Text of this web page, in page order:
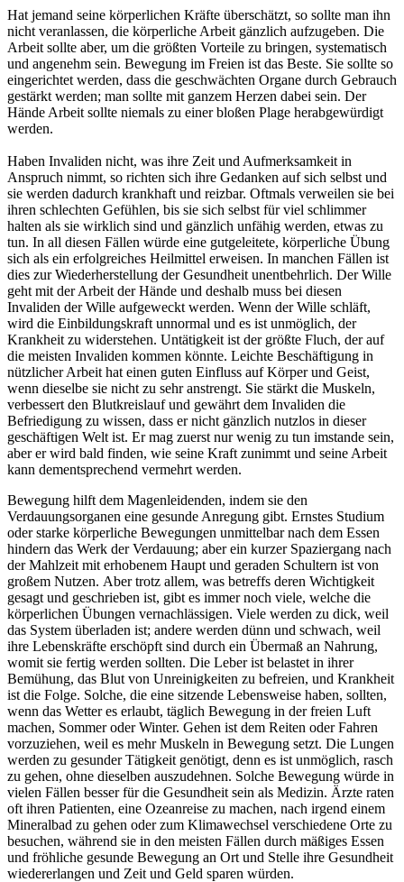
Hat jemand seine körperlichen Kräfte überschätzt, so sollte man ihn
nicht veranlassen, die körperliche Arbeit gänzlich aufzugeben. Die
Arbeit sollte aber, um die größten Vorteile zu bringen, systematisch
und angenehm sein. Bewegung im Freien ist das Beste. Sie sollte so
eingerichtet werden, dass die geschwächten Organe durch Gebrauch
gestärkt werden; man sollte mit ganzem Herzen dabei sein. Der
Hände Arbeit sollte niemals zu einer bloßen Plage herabgewürdigt
werden.
Haben Invaliden nicht, was ihre Zeit und Aufmerksamkeit in
Anspruch nimmt, so richten sich ihre Gedanken auf sich selbst und
sie werden dadurch krankhaft und reizbar. Oftmals verweilen sie bei
ihren schlechten Gefühlen, bis sie sich selbst für viel schlimmer
halten als sie wirklich sind und gänzlich unfähig werden, etwas zu
tun. In all diesen Fällen würde eine gutgeleitete, körperliche Übung
sich als ein erfolgreiches Heilmittel erweisen. In manchen Fällen ist
dies zur Wiederherstellung der Gesundheit unentbehrlich. Der Wille
geht mit der Arbeit der Hände und deshalb muss bei diesen
Invaliden der Wille aufgeweckt werden. Wenn der Wille schläft,
wird die Einbildungskraft unnormal und es ist unmöglich, der
Krankheit zu widerstehen. Untätigkeit ist der größte Fluch, der auf
die meisten Invaliden kommen könnte. Leichte Beschäftigung in
nützlicher Arbeit hat einen guten Einfluss auf Körper und Geist,
wenn dieselbe sie nicht zu sehr anstrengt. Sie stärkt die Muskeln,
verbessert den Blutkreislauf und gewährt dem Invaliden die
Befriedigung zu wissen, dass er nicht gänzlich nutzlos in dieser
geschäftigen Welt ist. Er mag zuerst nur wenig zu tun imstande sein,
aber er wird bald finden, wie seine Kraft zunimmt und seine Arbeit
kann dementsprechend vermehrt werden.
Bewegung hilft dem Magenleidenden, indem sie den
Verdauungsorganen eine gesunde Anregung gibt. Ernstes Studium
oder starke körperliche Bewegungen unmittelbar nach dem Essen
hindern das Werk der Verdauung; aber ein kurzer Spaziergang nach
der Mahlzeit mit erhobenem Haupt und geraden Schultern ist von
großem Nutzen. Aber trotz allem, was betreffs deren Wichtigkeit
gesagt und geschrieben ist, gibt es immer noch viele, welche die
körperlichen Übungen vernachlässigen. Viele werden zu dick, weil
das System überladen ist; andere werden dünn und schwach, weil
ihre Lebenskräfte erschöpft sind durch ein Übermaß an Nahrung,
womit sie fertig werden sollten. Die Leber ist belastet in ihrer
Bemühung, das Blut von Unreinigkeiten zu befreien, und Krankheit
ist die Folge. Solche, die eine sitzende Lebensweise haben, sollten,
wenn das Wetter es erlaubt, täglich Bewegung in der freien Luft
machen, Sommer oder Winter. Gehen ist dem Reiten oder Fahren
vorzuziehen, weil es mehr Muskeln in Bewegung setzt. Die Lungen
werden zu gesunder Tätigkeit genötigt, denn es ist unmöglich, rasch
zu gehen, ohne dieselben auszudehnen. Solche Bewegung würde in
vielen Fällen besser für die Gesundheit sein als Medizin. Ärzte raten
oft ihren Patienten, eine Ozeanreise zu machen, nach irgend einem
Mineralbad zu gehen oder zum Klimawechsel verschiedene Orte zu
besuchen, während sie in den meisten Fällen durch mäßiges Essen
und fröhliche gesunde Bewegung an Ort und Stelle ihre Gesundheit
wiedererlangen und Zeit und Geld sparen würden.